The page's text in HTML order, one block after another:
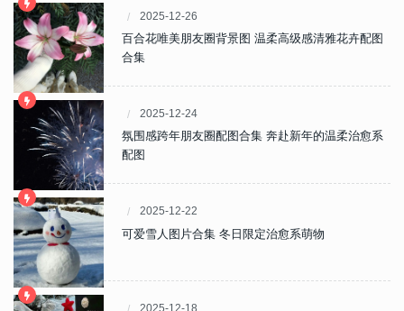
2025-12-26
百合花唯美朋友圈背景图 温柔高级感清雅花卉配图
合集
2025-12-24
氛围感跨年朋友圈配图合集 奔赴新年的温柔治愈系
配图
2025-12-22
可爱雪人图片合集 冬日限定治愈系萌物
2025-12-18